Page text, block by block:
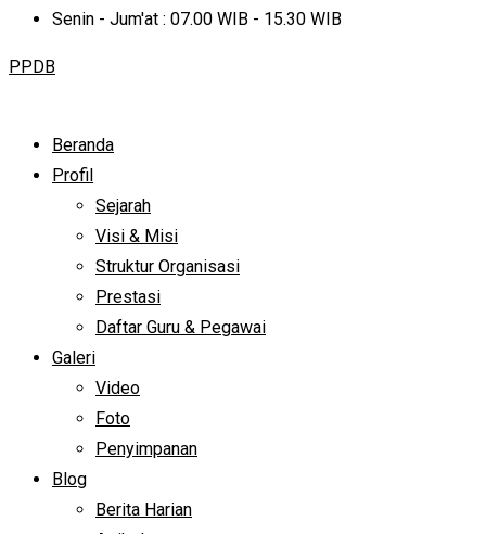
Senin - Jum'at : 07.00 WIB - 15.30 WIB
PPDB
Beranda
Profil
Sejarah
Visi & Misi
Struktur Organisasi
Prestasi
Daftar Guru & Pegawai
Galeri
Video
Foto
Penyimpanan
Blog
Berita Harian